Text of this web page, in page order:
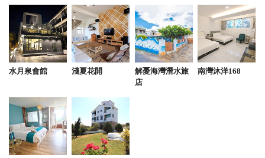
水月泉會館 淺夏花開
解憂海灣潛水旅
店
南灣沐洋168